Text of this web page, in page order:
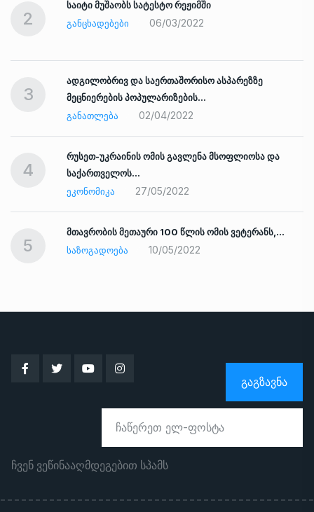
2
საიტი მუშაობს სატესტო რეჟიმში
ᲒᲐᲜᲪᲮᲐᲓᲔᲑᲔᲑᲘ
06/03/2022
3
ადგილობრივ და საერთაშორისო ასპარეზზე
მეცნიერების პოპულარიზების…
ᲒᲐᲜᲐᲗᲚᲔᲑᲐ
02/04/2022
4
რუსეთ-უკრაინის ომის გავლენა მსოფლიოსა და
საქართველოს…
ᲔᲙᲝᲜᲝᲛᲘᲙᲐ
27/05/2022
5
მთავრობის მეთაური 100 წლის ომის ვეტერანს,…
ᲡᲐᲖᲝᲒᲐᲓᲝᲔᲑᲐ
10/05/2022
ᲒᲐᲒᲖᲐᲕᲜᲐ
ჩვენ ვეწინააღმდეგებით სპამს